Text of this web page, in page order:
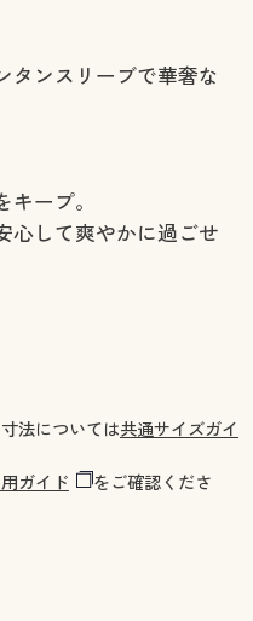
タンスリーブで華奢な
ープ。
心して爽やかに過ごせ
法については共通サイズガイ
ガイド
をご確認くださ